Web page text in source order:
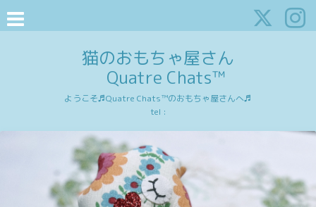
猫のおもちゃ屋さん
Quatre Chats™
ようこそ♬Quatre Chats™のおもちゃ屋さんへ♬
tel :